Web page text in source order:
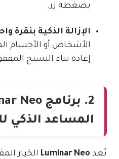
بضغطة زر.
الإزالة الذكية بنقرة
الأشخاص أو الأجسام
إعادة بناء النسيج
المساعد الذكي
يُعد Luminar Neo الخيار